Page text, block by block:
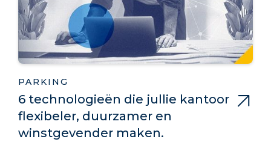
PARKING
6 technologieën die jullie kantoor
flexibeler, duurzamer en
winstgevender maken.